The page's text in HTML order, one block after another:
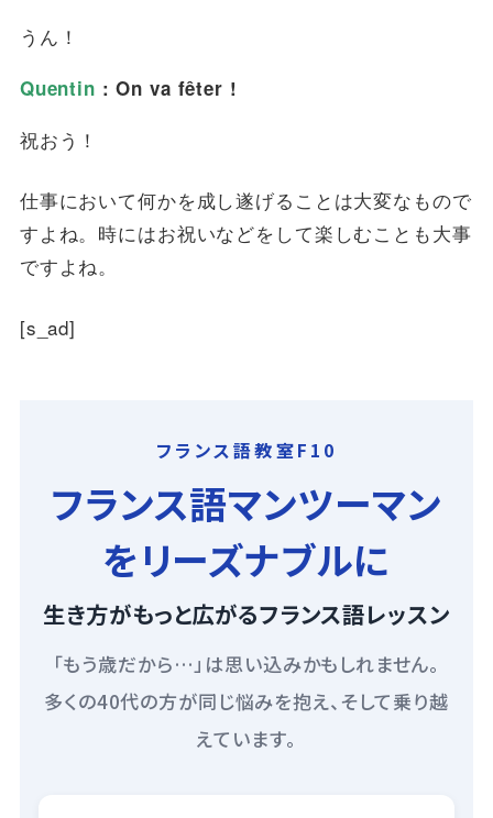
うん！
Quentin : On va fêter !
祝おう！
仕事において何かを成し遂げることは大変なもので
すよね。時にはお祝いなどをして楽しむことも大事
ですよね。
[s_ad]
フランス語教室F10
フランス語マンツーマン
をリーズナブルに
生き方がもっと広がるフランス語レッスン
「もう歳だから…」は思い込みかもしれません。
多くの40代の方が同じ悩みを抱え、そして乗り越
えています。